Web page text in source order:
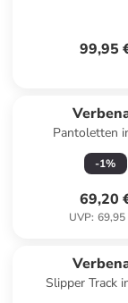
99,95
Pantoletten
-1%
69,20
UVP: 69,95
Slipper Track